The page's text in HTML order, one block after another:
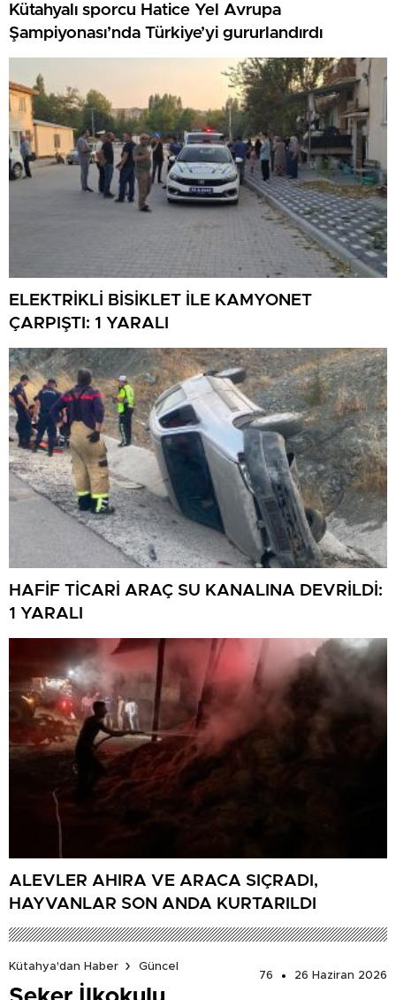
Kütahyalı sporcu Hatice Yel Avrupa
Şampiyonası’nda Türkiye’yi gururlandırdı
ELEKTRİKLİ BİSİKLET İLE KAMYONET
ÇARPIŞTI: 1 YARALI
HAFİF TİCARİ ARAÇ SU KANALINA DEVRİLDİ:
1 YARALI
ALEVLER AHIRA VE ARACA SIÇRADI,
HAYVANLAR SON ANDA KURTARILDI
Kütahya'dan Haber
Güncel
76
26 Haziran 2026